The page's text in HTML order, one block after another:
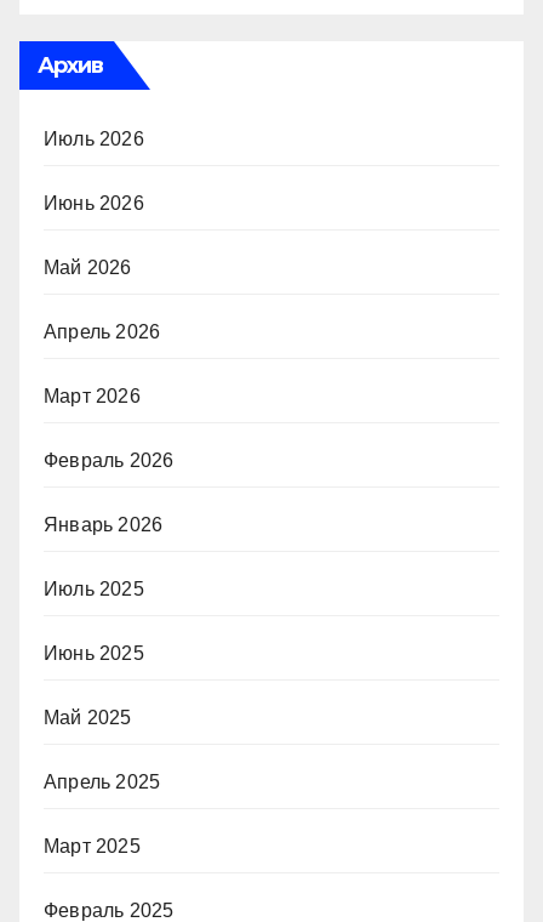
Архив
Июль 2026
Июнь 2026
Май 2026
Апрель 2026
Март 2026
Февраль 2026
Январь 2026
Июль 2025
Июнь 2025
Май 2025
Апрель 2025
Март 2025
Февраль 2025